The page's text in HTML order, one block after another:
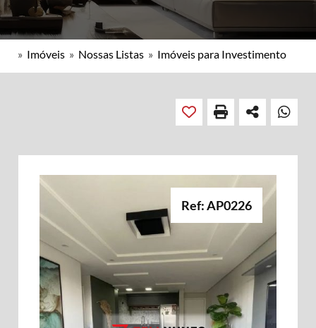
» Imóveis » Nossas Listas » Imóveis para Investimento
Ref: AP0226